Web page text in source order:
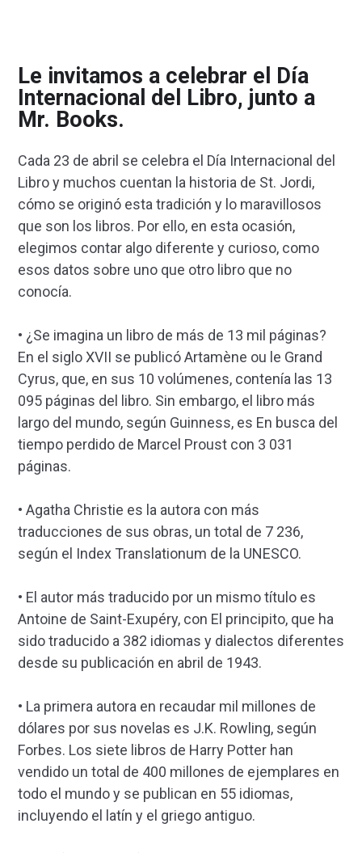
Le invitamos a celebrar el Día
Internacional del Libro, junto a
Mr. Books.
Cada 23 de abril se celebra el Día Internacional del
Libro y muchos cuentan la historia de St. Jordi,
cómo se originó esta tradición y lo maravillosos
que son los libros. Por ello, en esta ocasión,
elegimos contar algo diferente y curioso, como
esos datos sobre uno que otro libro que no
conocía.
• ¿Se imagina un libro de más de 13 mil páginas?
En el siglo XVII se publicó Artamène ou le Grand
Cyrus, que, en sus 10 volúmenes, contenía las 13
095 páginas del libro. Sin embargo, el libro más
largo del mundo, según Guinness, es En busca del
tiempo perdido de Marcel Proust con 3 031
páginas.
• Agatha Christie es la autora con más
traducciones de sus obras, un total de 7 236,
según el Index Translationum de la UNESCO.
• El autor más traducido por un mismo título es
Antoine de Saint-Exupéry, con El principito, que ha
sido traducido a 382 idiomas y dialectos diferentes
desde su publicación en abril de 1943.
• La primera autora en recaudar mil millones de
dólares por sus novelas es J.K. Rowling, según
Forbes. Los siete libros de Harry Potter han
vendido un total de 400 millones de ejemplares en
todo el mundo y se publican en 55 idiomas,
incluyendo el latín y el griego antiguo.